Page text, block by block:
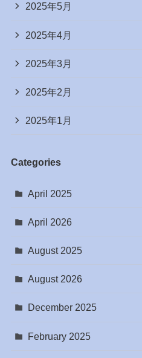
2025年5月
2025年4月
2025年3月
2025年2月
2025年1月
Categories
April 2025
April 2026
August 2025
August 2026
December 2025
February 2025